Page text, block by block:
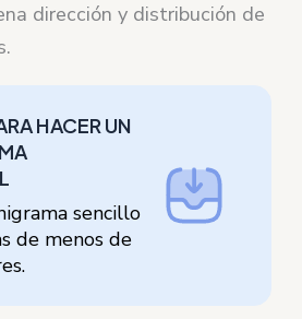
dirección y distribución de
HACER UN
sencillo
de menos de